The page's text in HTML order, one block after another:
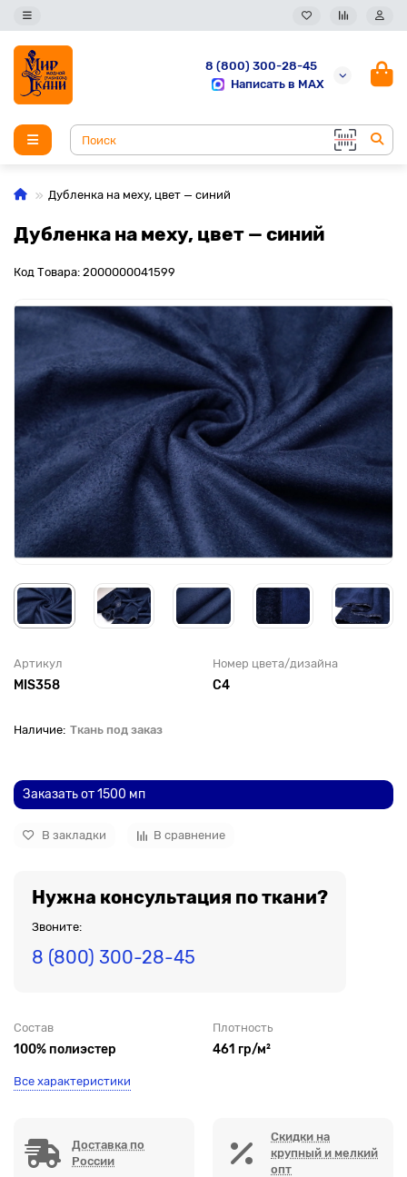
8 (800) 300-28-45
Написать в MAX
Дубленка на меху, цвет — синий
Дубленка на меху, цвет — синий
Код Товара: 2000000041599
Артикул
MIS358
Номер цвета/дизайна
С4
Ткань под заказ
Заказать от 1500 мп
В закладки В сравнение
Нужна консультация по ткани?
Звоните:
8 (800) 300-28-45
Состав
100% полиэстер
Плотность
461 гр/м²
Все характеристики
Доставка по
России
Скидки на
крупный и мелкий
опт